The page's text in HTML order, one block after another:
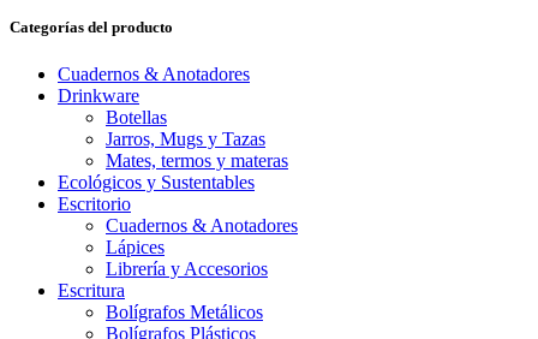
Categorías del producto
Cuadernos & Anotadores
Drinkware
Botellas
Jarros, Mugs y Tazas
Mates, termos y materas
Ecológicos y Sustentables
Escritorio
Cuadernos & Anotadores
Lápices
Librería y Accesorios
Escritura
Bolígrafos Metálicos
Bolígrafos Plásticos